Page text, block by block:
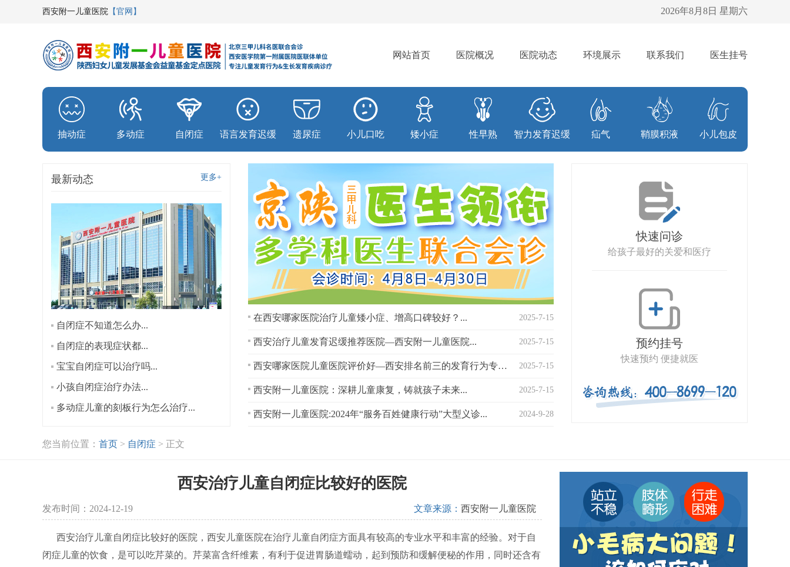
西安附一儿童医院 【官网】 2026年8月8日 星期六
网站首页 医院概况 医院动态 环境展示 联系我们 医生挂号
抽动症 多动症 自闭症 语言发育迟缓 遗尿症 小儿口吃 矮小症 性早熟 智力发育迟缓 疝气 鞘膜积液 小儿包皮
更多+
最新动态
自闭症不知道怎么办...
自闭症的表现症状都...
宝宝自闭症可以治疗吗...
小孩自闭症治疗办法...
多动症儿童的刻板行为怎么治疗...
在西安哪家医院治疗儿童矮小症、增高口碑较好？... 2025-7-15
西安治疗儿童发育迟缓推荐医院—西安附一儿童医院... 2025-7-15
西安哪家医院儿童医院评价好—西安排名前三的发育行为专科医院？... 2025-7-15
西安附一儿童医院：深耕儿童康复，铸就孩子未来... 2025-7-15
西安附一儿童医院:2024年“服务百姓健康行动”大型义诊... 2024-9-28
快速问诊
给孩子最好的关爱和医疗
预约挂号
快速预约 便捷就医
您当前位置： 首页 > 自闭症 > 正文
西安治疗儿童自闭症比较好的医院
发布时间：2024-12-19 文章来源： 西安附一儿童医院
西安治疗儿童自闭症比较好的医院，西安儿童医院在治疗儿童自闭症方面具有较高的专业水平和丰富的经验。对于自
闭症儿童的饮食，是可以吃芹菜的。芹菜富含纤维素，有利于促进胃肠道蠕动，起到预防和缓解便秘的作用，同时还含有